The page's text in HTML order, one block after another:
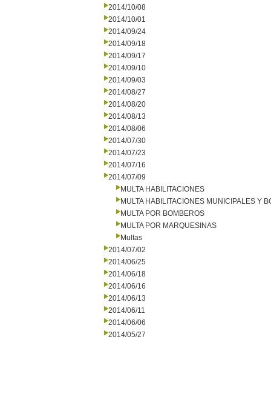
2014/10/08
2014/10/01
2014/09/24
2014/09/18
2014/09/17
2014/09/10
2014/09/03
2014/08/27
2014/08/20
2014/08/13
2014/08/06
2014/07/30
2014/07/23
2014/07/16
2014/07/09
MULTA HABILITACIONES
MULTA HABILITACIONES MUNICIPALES Y
MULTA POR BOMBEROS
MULTA POR MARQUESINAS
Multas
2014/07/02
2014/06/25
2014/06/18
2014/06/16
2014/06/13
2014/06/11
2014/06/06
2014/05/27